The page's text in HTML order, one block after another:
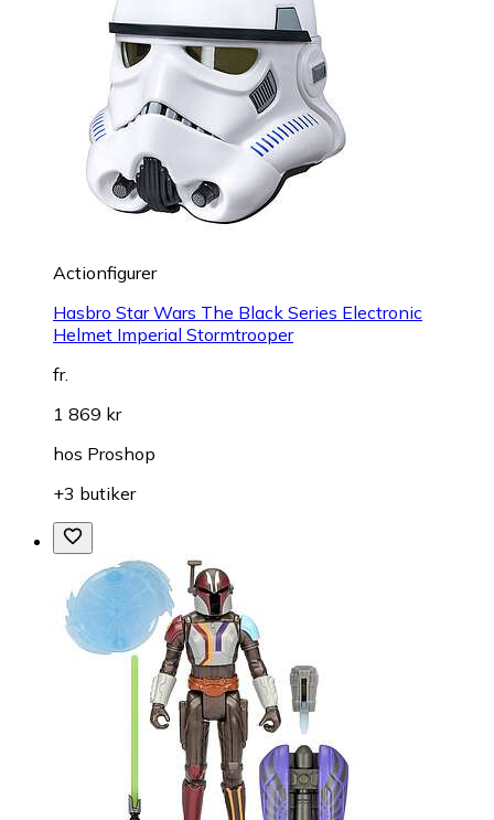
Actionfigurer
Hasbro Star Wars The Black Series Electronic
Helmet Imperial Stormtrooper
fr.
1 869 kr
hos Proshop
+3 butiker